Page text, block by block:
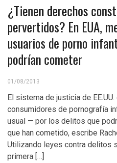
¿Tienen derechos
pervertidos? En EUA,
usuarios de porno
podrían cometer
01/08/2013
El sistema de justicia de
consumidores de pornografía
usual — por los delitos que
que han cometido, escribe
Utilizando leyes contra delitos
primera […]